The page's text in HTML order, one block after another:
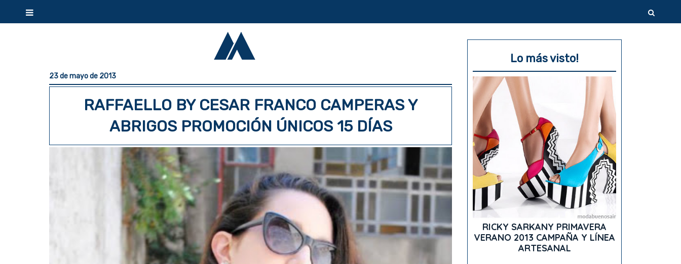
23 de mayo de 2013
RAFFAELLO BY CESAR FRANCO CAMPERAS Y
ABRIGOS PROMOCIÓN ÚNICOS 15 DÍAS
Lo más visto!
RICKY SARKANY PRIMAVERA
VERANO 2013 CAMPAÑA Y LÍNEA
ARTESANAL